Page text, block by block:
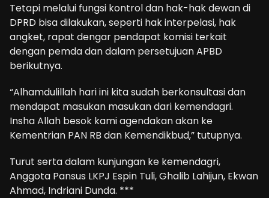
Tetapi melalui fungsi kontrol dan hak-hak dewan di
DPRD bisa dilakukan, seperti hak interpelasi, hak
angket, rapat dengar pendapat komisi terkait
dengan pemda dan dalam persetujuan APBD
berikutnya.
“Alhamdulillah hari ini kita sudah berkonsultasi dan
mendapat masukan masukan dari kemendagri.
Insha Allah besok kami agendakan akan ke
Kementrian PAN RB dan Kemendikbud,” tutupnya.
Turut serta dalam kunjungan ke kemendagri,
Anggota Pansus LKPJ Espin Tuli, Ghalib Lahijun, Ekwan
Ahmad, Indriani Dunda. ***